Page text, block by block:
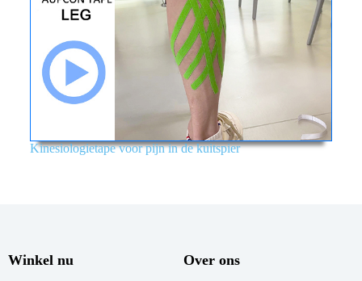
Kinesiologietape voor pijn in de kuitspier
Winkel nu Over ons